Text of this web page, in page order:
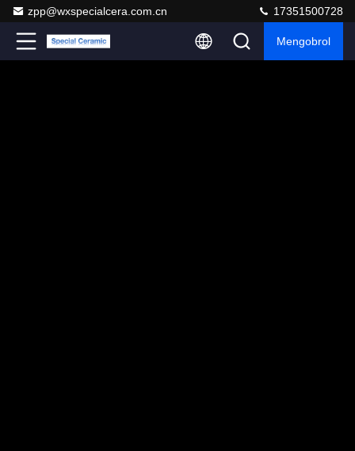
zpp@wxspecialcera.com.cn 17351500728
Mengobrol